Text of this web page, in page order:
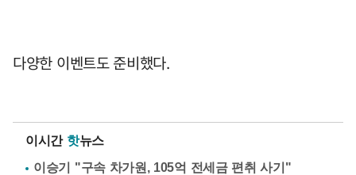
다양한 이벤트도 준비했다.
이시간 핫뉴스
이승기 "구속 차가원, 105억 전세금 편취 사기"